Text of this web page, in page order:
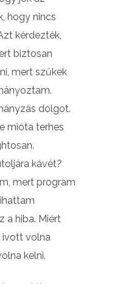
hogy nincs
kérdezték,
biztosan
mert szűkek
dolgot.
mióta terhes
kávét?
mert program
a hiba. Miért
ivott volna
kelni.